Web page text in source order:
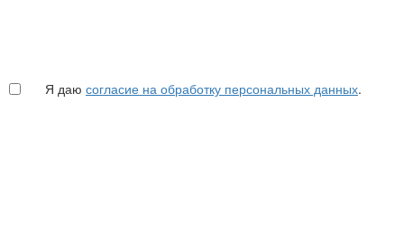
Я даю согласие на обработку персональных данных.